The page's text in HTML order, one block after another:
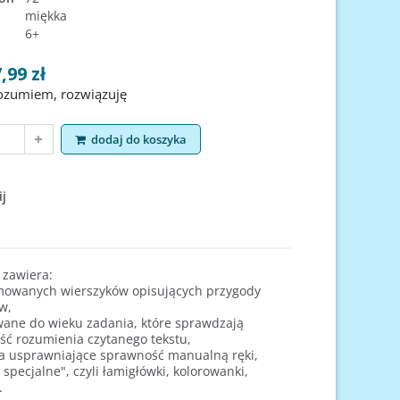
łamigłowki 7-8 lat
i Jadwiga Chrostek
Zadania i łamigłowki 6-7 lat
Jadwiga Dejko i Jadwiga Chrostek
miękka
6+
zł
rozwiązuję
dodaj do koszyka
wierszyków opisujących przygody
do wieku zadania, które sprawdzają
rozumienia czytanego tekstu,
usprawniające sprawność manualną ręki,
czyli łamigłówki, kolorowanki,